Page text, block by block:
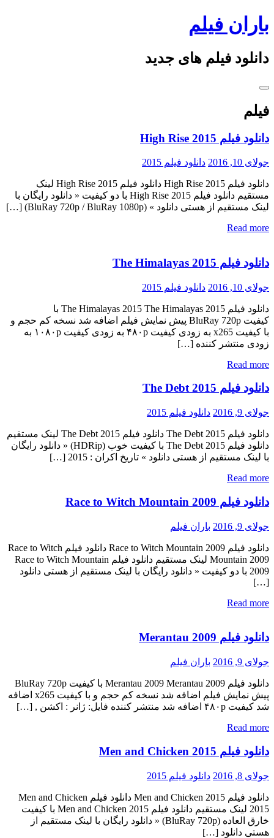
Skip
to
content
باران فیلم
دانلود فیلم های جدید
فیلم
دانلود فیلم High Rise 2015
جولای 10, 2016 دانلود فیلم 2015
دانلود فیلم High Rise 2015 دانلود فیلم High Rise 2015 لینک
مستقیم دانلود فیلم High Rise 2015 با دو کیفیت « دانلود رایگان با
لینک مستقیم از هستی دانلود » (BluRay 720p / BluRay 1080p) […]
Read more
دانلود فیلم The Himalayas 2015
جولای 10, 2016 دانلود فیلم 2015
دانلود فیلم The Himalayas 2015 The Himalayas 2015 با
کیفیت BluRay 720p پیش نمایش فیلم اضافه شد نسخه کم حجم و
با کیفیت x265 به زودی کیفیت ۴۸۰p به زودی کیفیت ۱۰۸۰p به
زودی منتشر کننده […]
Read more
دانلود فیلم The Debt 2015
جولای 9, 2016 دانلود فیلم 2015
دانلود فیلم The Debt 2015 دانلود فیلم The Debt 2015 لینک مستقیم
دانلود فیلم The Debt 2015 با کیفیت خوب (HDRip) « دانلود رایگان
با لینک مستقیم از هستی دانلود » تاریخ اکران : 2015 […]
Read more
دانلود فیلم Race to Witch Mountain 2009
جولای 9, 2016 باران فیلم
دانلود فیلم Race to Witch Mountain 2009 دانلود فیلم Race to Witch
Mountain 2009 لینک مستقیم دانلود فیلم Race to Witch Mountain
2009 با دو کیفیت « دانلود رایگان با لینک مستقیم از هستی دانلود
[…]
Read more
دانلود فیلم Merantau 2009
جولای 9, 2016 باران فیلم
دانلود فیلم Merantau 2009 Merantau 2009 با کیفیت BluRay 720p
پیش نمایش فیلم اضافه شد نسخه کم حجم و با کیفیت x265 اضافه
شد کیفیت ۴۸۰p اضافه شد منتشر کننده فایل: ژانر : اکشن , […]
Read more
دانلود فیلم Men and Chicken 2015
جولای 8, 2016 دانلود فیلم 2015
دانلود فیلم Men and Chicken 2015 دانلود فیلم Men and Chicken
2015 لینک مستقیم دانلود فیلم Men and Chicken 2015 با کیفیت
خارق العاده (BluRay 720p) « دانلود رایگان با لینک مستقیم از
هستی دانلود […]